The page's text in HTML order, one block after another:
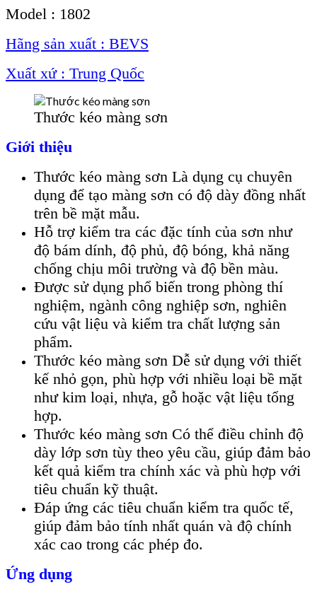
Model : 1802
Hãng sản xuất : BEVS
Xuất xứ : Trung Quốc
Thước kéo màng sơn
Giới thiệu
Thước kéo màng sơn Là dụng cụ chuyên
dụng để tạo màng sơn có độ dày đồng nhất
trên bề mặt mẫu.
Hỗ trợ kiểm tra các đặc tính của sơn như
độ bám dính, độ phủ, độ bóng, khả năng
chống chịu môi trường và độ bền màu.
Được sử dụng phổ biến trong phòng thí
nghiệm, ngành công nghiệp sơn, nghiên
cứu vật liệu và kiểm tra chất lượng sản
phẩm.
Thước kéo màng sơn Dễ sử dụng với thiết
kế nhỏ gọn, phù hợp với nhiều loại bề mặt
như kim loại, nhựa, gỗ hoặc vật liệu tổng
hợp.
Thước kéo màng sơn Có thể điều chỉnh độ
dày lớp sơn tùy theo yêu cầu, giúp đảm bảo
kết quả kiểm tra chính xác và phù hợp với
tiêu chuẩn kỹ thuật.
Đáp ứng các tiêu chuẩn kiểm tra quốc tế,
giúp đảm bảo tính nhất quán và độ chính
xác cao trong các phép đo.
Ứng dụng